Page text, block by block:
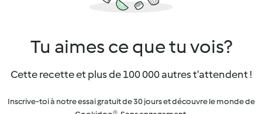
Tu aimes ce que tu vois?
Cette recette et plus de 100 000 autres t'attendent !
Inscrive-toi à notre essai gratuit de 30 jours et découvre le monde de